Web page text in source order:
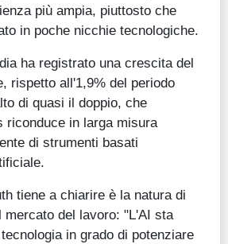
più ampia, piuttosto che
in poche nicchie tecnologiche.
ha registrato una crescita del
rispetto all'1,9% del periodo
di quasi il doppio, che
riconduce in larga misura
di strumenti basati
tiene a chiarire è la natura di
mercato del lavoro: "L'AI sta
in grado di potenziare